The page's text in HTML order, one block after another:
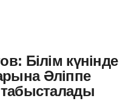
Білім күнінде
Әліппе